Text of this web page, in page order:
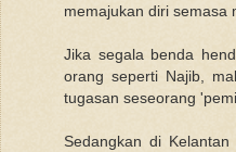
memajukan diri semasa
Jika segala benda
orang seperti Najib,
tugasan seseorang
Sedangkan di